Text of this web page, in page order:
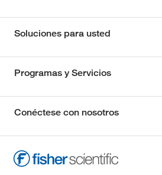
Soluciones para usted
Programas y Servicios
Conéctese con nosotros